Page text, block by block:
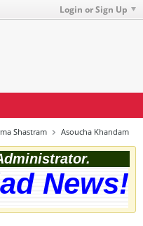
Login or Sign Up
Shastram Asoucha Khandam